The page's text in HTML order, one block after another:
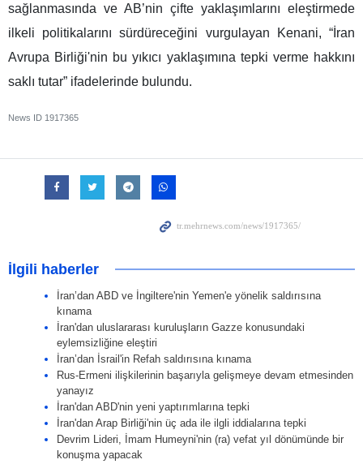
sağlanmasında ve AB’nin çifte yaklaşımlarını eleştirmede
ilkeli politikalarını sürdüreceğini vurgulayan Kenani, “İran
Avrupa Birliği'nin bu yıkıcı yaklaşımına tepki verme hakkını
saklı tutar” ifadelerinde bulundu.
News ID 1917365
İlgili haberler
İran’dan ABD ve İngiltere'nin Yemen'e yönelik saldırısına
kınama
İran'dan uluslararası kuruluşların Gazze konusundaki
eylemsizliğine eleştiri
İran’dan İsrail'in Refah saldırısına kınama
Rus-Ermeni ilişkilerinin başarıyla gelişmeye devam etmesinden
yanayız
İran'dan ABD'nin yeni yaptırımlarına tepki
İran'dan Arap Birliği'nin üç ada ile ilgli iddialarına tepki
Devrim Lideri, İmam Humeyni'nin (ra) vefat yıl dönümünde bir
konuşma yapacak